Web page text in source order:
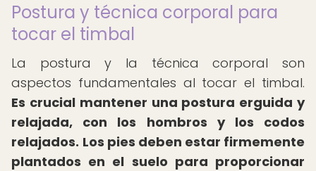
Postura y técnica corporal para
tocar el timbal
La postura y la técnica corporal son
aspectos fundamentales al tocar el timbal.
Es crucial mantener una postura erguida y
relajada, con los hombros y los codos
relajados. Los pies deben estar firmemente
plantados en el suelo para proporcionar